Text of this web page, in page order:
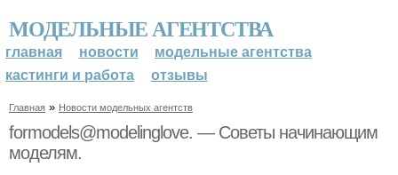
МОДЕЛЬНЫЕ АГЕНТСТВА
главная новости
модельные агентства
кастинги и работа
отзывы
Главная » Новости модельных агентств
formodels@modelinglove. — Советы начинающим
моделям.